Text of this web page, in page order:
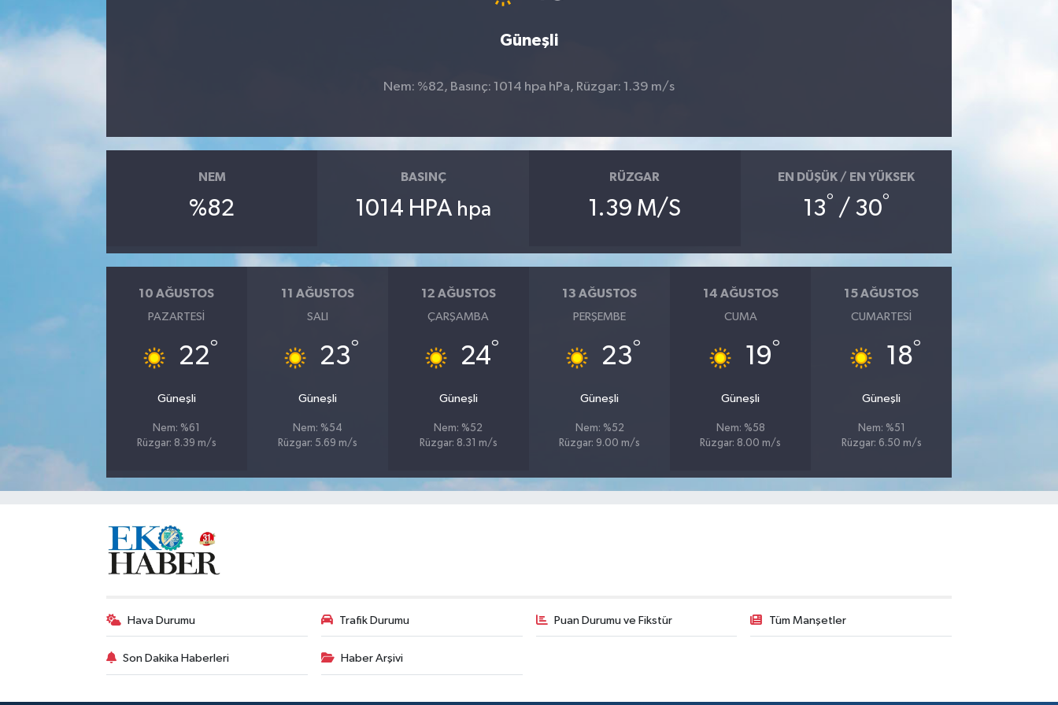
Güneşli
Nem: %82, Basınç: 1014 hpa hPa, Rüzgar: 1.39 m/s
NEM
%82
BASINÇ
1014 HPA hpa
RÜZGAR
1.39 M/S
EN DÜŞÜK / EN YÜKSEK
13° / 30°
10 AĞUSTOS
PAZARTESI
22°
Güneşli
Nem: %61
Rüzgar: 8.39 m/s
11 AĞUSTOS
SALI
23°
Güneşli
Nem: %54
Rüzgar: 5.69 m/s
12 AĞUSTOS
ÇARŞAMBA
24°
Güneşli
Nem: %52
Rüzgar: 8.31 m/s
13 AĞUSTOS
PERŞEMBE
23°
Güneşli
Nem: %52
Rüzgar: 9.00 m/s
14 AĞUSTOS
CUMA
19°
Güneşli
Nem: %58
Rüzgar: 8.00 m/s
15 AĞUSTOS
CUMARTESI
18°
Güneşli
Nem: %51
Rüzgar: 6.50 m/s
Hava Durumu Trafik Durumu Puan Durumu ve Fikstür Tüm Manşetler
Son Dakika Haberleri Haber Arşivi